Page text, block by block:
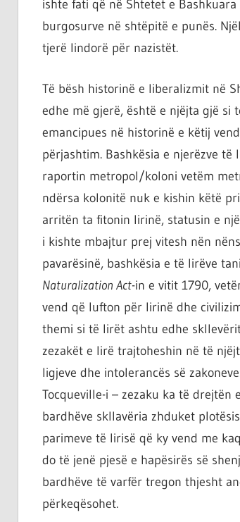
ishte fati që në Shtetet e
burgosurve në shtëpitë e punës.
tjerë lindorë për nazistët.
Të bësh historinë e liberalizmit në
edhe më gjerë, është e njëjta gjë si
emancipues në historinë e këtij
përjashtim. Bashkësia e njerëzve
raportin metropol/koloni vetëm
ndërsa kolonitë nuk e kishin këtë
arritën ta fitonin lirinë, statusin e
i kishte mbajtur prej vitesh nën
pavarësinë, bashkësia e të lirëve
Naturalization Act-in e vitit 1790,
vend që lufton për lirinë dhe
themi si të lirët ashtu edhe
zezakët e lirë trajtoheshin në të
ligjeve dhe intolerancës së
Tocqueville-i – zezaku ka të drejtën
bardhëve skllavëria zhduket
parimeve të lirisë që ky vend me
do të jenë pjesë e hapësirës së
bardhëve të varfër tregon thjesht
përkeqësohet.